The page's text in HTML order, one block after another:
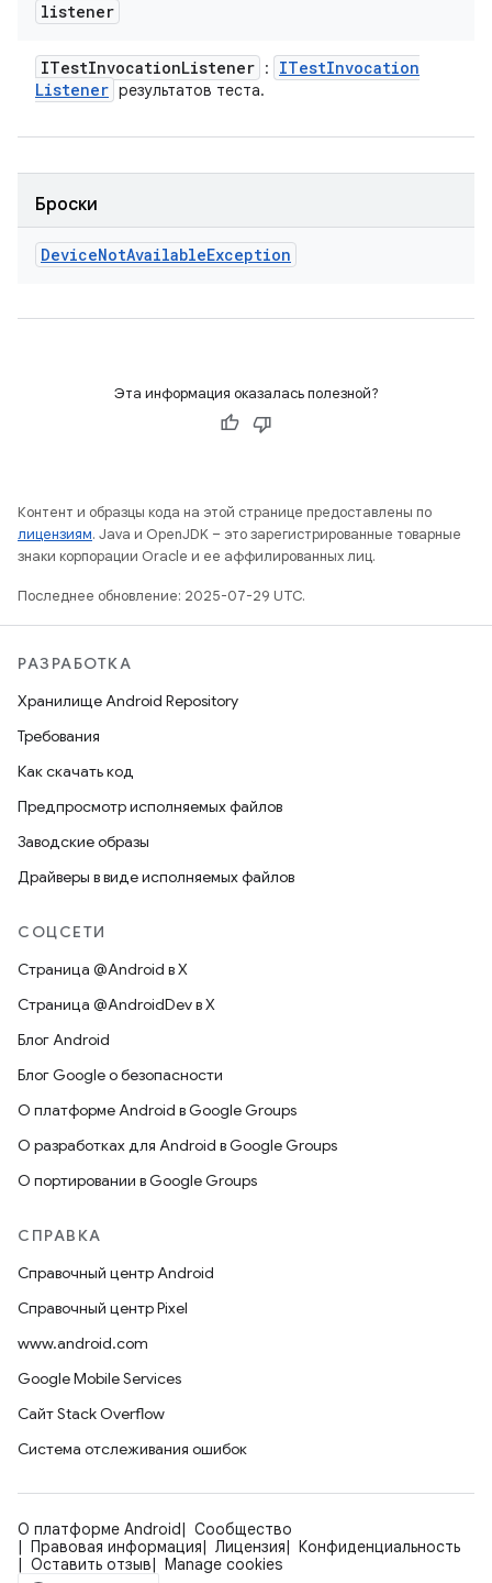
listener
ITestInvocationListener : ITestInvocation
Listener результатов теста.
Броски
DeviceNotAvailableException
Эта информация оказалась полезной?
Контент и образцы кода на этой странице предоставлены по
лицензиям. Java и OpenJDK – это зарегистрированные товарные
знаки корпорации Oracle и ее аффилированных лиц.
Последнее обновление: 2025-07-29 UTC.
РАЗРАБОТКА
Хранилище Android Repository
Требования
Как скачать код
Предпросмотр исполняемых файлов
Заводские образы
Драйверы в виде исполняемых файлов
СОЦСЕТИ
Страница @Android в X
Страница @AndroidDev в X
Блог Android
Блог Google о безопасности
О платформе Android в Google Groups
О разработках для Android в Google Groups
О портировании в Google Groups
СПРАВКА
Справочный центр Android
Справочный центр Pixel
www.android.com
Google Mobile Services
Сайт Stack Overflow
Система отслеживания ошибок
О платформе Android
Сообщество
Правовая информация
Лицензия
Конфиденциальность
Оставить отзыв
Manage cookies